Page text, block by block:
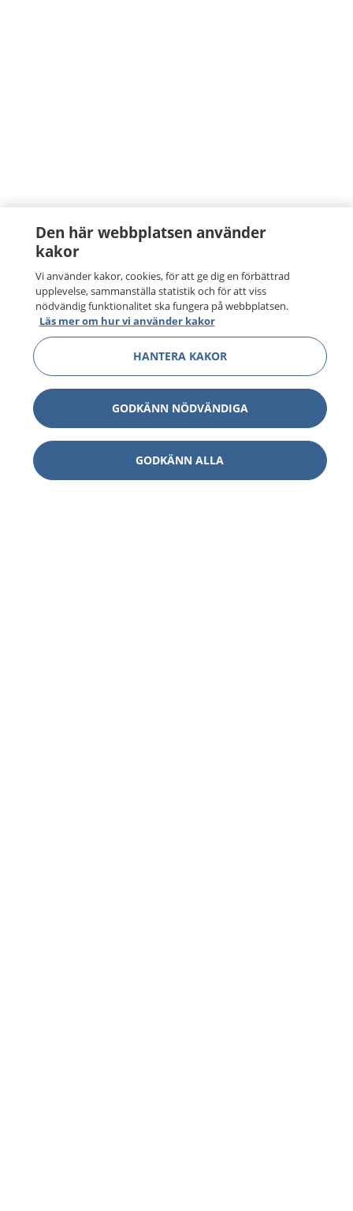
Den här webbplatsen använder
kakor
Vi använder kakor, cookies, för att ge dig en förbättrad
upplevelse, sammanställa statistik och för att viss
nödvändig funktionalitet ska fungera på webbplatsen.
Läs mer om hur vi använder kakor
HANTERA KAKOR
GODKÄNN NÖDVÄNDIGA
GODKÄNN ALLA